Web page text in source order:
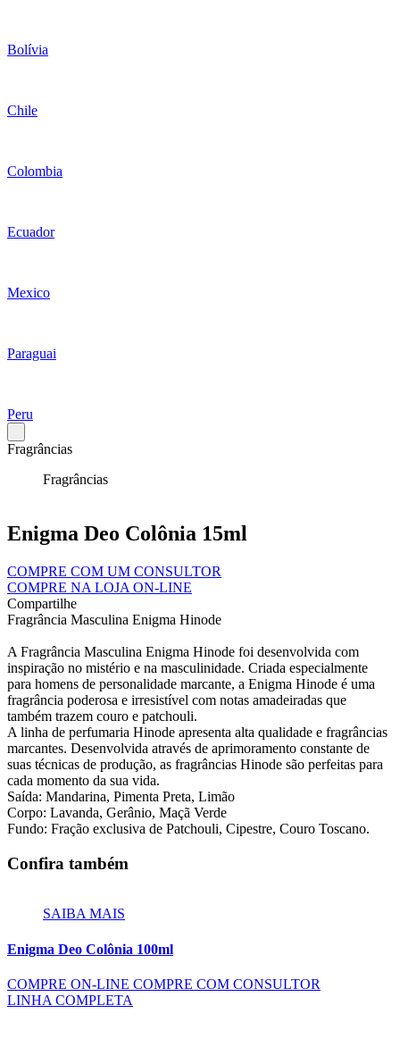
Bolívia
Chile
Colombia
Ecuador
Mexico
Paraguai
Peru
Fragrâncias
Fragrâncias
Enigma Deo Colônia 15ml
COMPRE COM UM CONSULTOR
COMPRE NA LOJA ON-LINE
Compartilhe
Fragrância Masculina Enigma Hinode
A Fragrância Masculina Enigma Hinode foi desenvolvida com
inspiração no mistério e na masculinidade. Criada especialmente
para homens de personalidade marcante, a Enigma Hinode é uma
fragrância poderosa e irresistível com notas amadeiradas que
também trazem couro e patchouli.
A linha de perfumaria Hinode apresenta alta qualidade e fragrâncias
marcantes. Desenvolvida através de aprimoramento constante de
suas técnicas de produção, as fragrâncias Hinode são perfeitas para
cada momento da sua vida.
Saída: Mandarina, Pimenta Preta, Limão
Corpo: Lavanda, Gerânio, Maçã Verde
Fundo: Fração exclusiva de Patchouli, Cipestre, Couro Toscano.
Confira também
SAIBA MAIS
Enigma Deo Colônia 100ml
COMPRE ON-LINE COMPRE COM CONSULTOR
LINHA COMPLETA